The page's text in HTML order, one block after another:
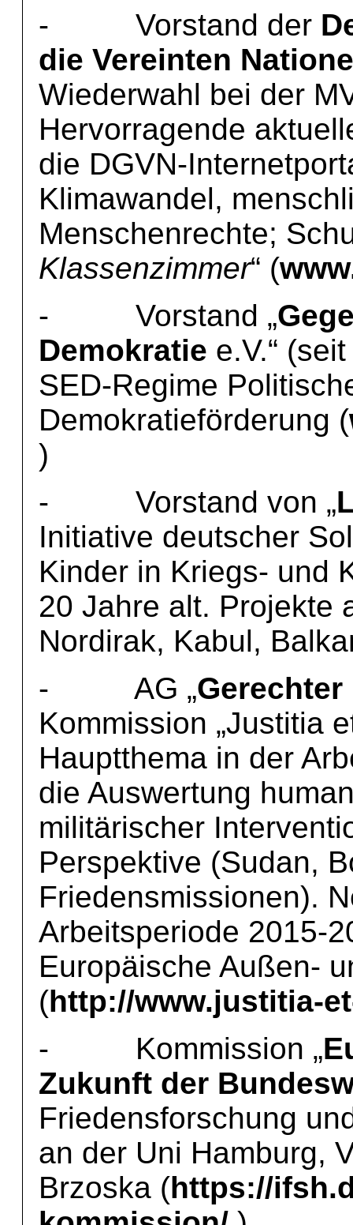
- Vorstand der
die Vereinten
Wiederwahl bei der
Hervorragende
die DGVN-
Klimawandel,
Menschenrechte;
Klassenzimmer“ (
- Vorstand „
Demokratie e.V.“
SED-Regime
Demokratieförderung (
)
- Vorstand von „
Initiative deutscher
Kinder in Kriegs- und
20 Jahre alt. Projekte
Nordirak, Kabul,
- AG „Gerechter
Kommission „Justitia
Hauptthema in der
die Auswertung
militärischer
Perspektive (Sudan,
Friedensmissionen).
Arbeitsperiode 2015-
Europäische Außen-
(http://www.justitia-
- Kommission „
Zukunft der
Friedensforschung
an der Uni Hamburg,
Brzoska (https://